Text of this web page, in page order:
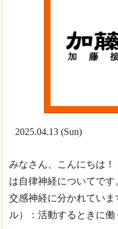
2025.04.13 (Sun)
みなさん、こんにちは
は自律神経についてで
交感神経に分かれてい
ル）：活動するときに